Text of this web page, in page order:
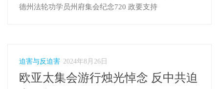
德州法轮功学员州府集会纪念720 政要支持
迫害与反迫害 2024年8月26日
欧亚太集会游行烛光悼念 反中共迫